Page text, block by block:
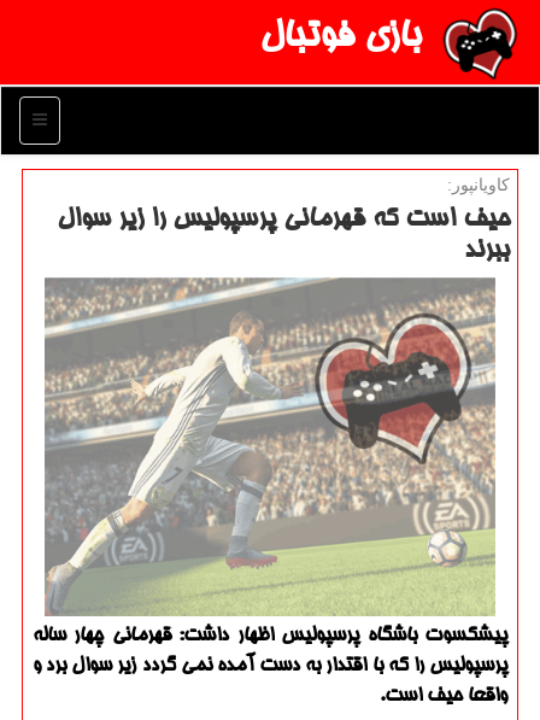
بازی فوتبال
منو
كاویانپور:
حیف است كه قهرمانی پرسپولیس را زیر سوال
ببرند
پیشكسوت باشگاه پرسپولیس اظهار داشت: قهرمانی چهار ساله
پرسپولیس را كه با اقتدار به دست آمده نمی گردد زیر سوال برد و
واقعا حیف است.